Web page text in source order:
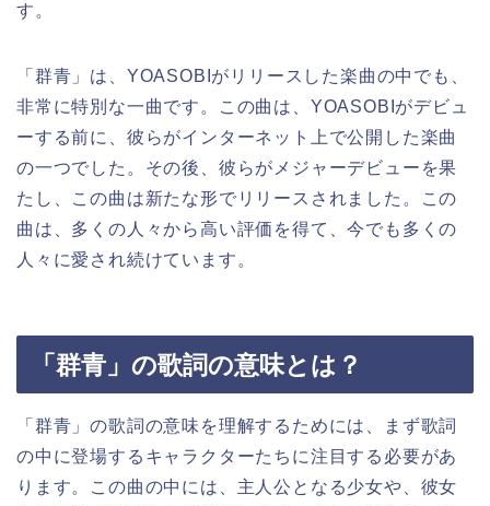
す。
「群青」は、YOASOBIがリリースした楽曲の中でも、
非常に特別な一曲です。この曲は、YOASOBIがデビュ
ーする前に、彼らがインターネット上で公開した楽曲
の一つでした。その後、彼らがメジャーデビューを果
たし、この曲は新たな形でリリースされました。この
曲は、多くの人々から高い評価を得て、今でも多くの
人々に愛され続けています。
「群青」の歌詞の意味とは？
「群青」の歌詞の意味を理解するためには、まず歌詞
の中に登場するキャラクターたちに注目する必要があ
ります。この曲の中には、主人公となる少女や、彼女